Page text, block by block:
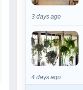
3 days ago
4 days ago